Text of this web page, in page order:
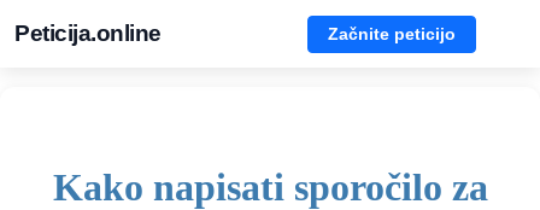
Peticija.online Začnite peticijo
Kako napisati sporočilo za